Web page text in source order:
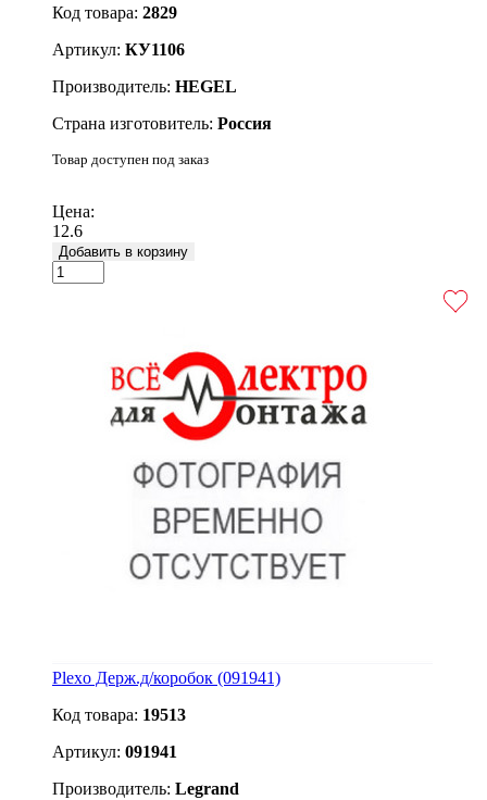
Код товара: 2829
Артикул: КУ1106
Производитель: HEGEL
Страна изготовитель: Россия
Товар доступен под заказ
Цена:
12.6
Добавить в корзину
Plexo Держ.д/коробок (091941)
Код товара: 19513
Артикул: 091941
Производитель: Legrand